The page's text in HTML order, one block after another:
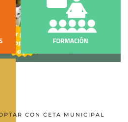
CON CETA MUNICIPAL